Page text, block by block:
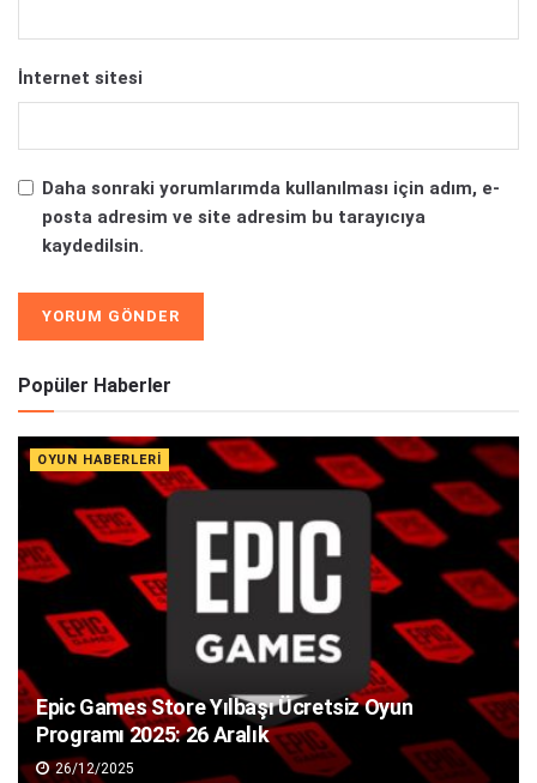
İnternet sitesi
Daha sonraki yorumlarımda kullanılması için adım, e-
posta adresim ve site adresim bu tarayıcıya
kaydedilsin.
Alternative:
Popüler Haberler
OYUN HABERLERI
Epic Games Store Yılbaşı Ücretsiz Oyun
Programı 2025: 26 Aralık
26/12/2025